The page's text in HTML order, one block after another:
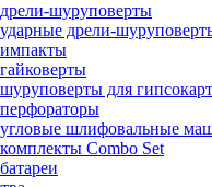
шуруповерты
дрели-
для
шлифовальные
Combo Set